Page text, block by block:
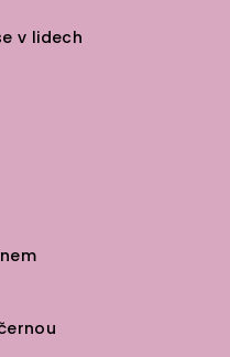
v lidech